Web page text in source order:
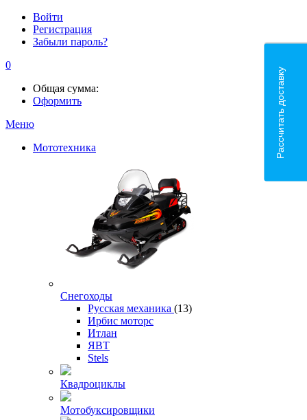
Войти
Регистрация
Забыли пароль?
0
Общая сумма:
Оформить
Меню
Мототехника
Снегоходы
Русская механика (13)
Ирбис моторс
Итлан
ЯВТ
Stels
Квадроциклы
Мотобуксировщики
Рассчитать доставку